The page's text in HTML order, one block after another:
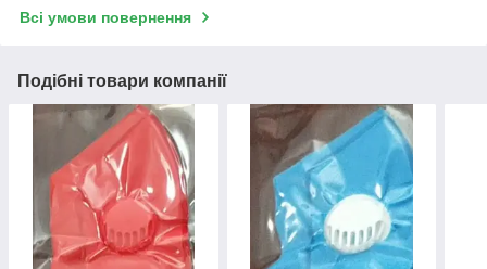
Всі умови повернення
Подібні товари компанії